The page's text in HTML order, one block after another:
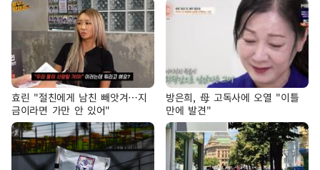
효린 "절친에게 남친 빼앗겨…지
금이라면 가만 안 있어"
방은희, 母 고독사에 오열 "이틀
만에 발견"